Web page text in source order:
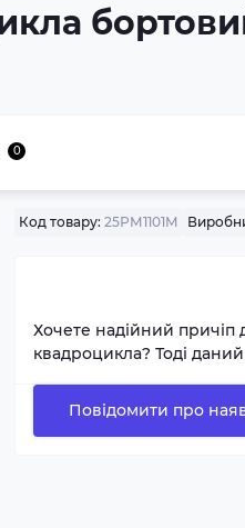
0
Код товару: 25РМ1101М
Хочете надійний
квадроцикла? Тоді
Повідомити про